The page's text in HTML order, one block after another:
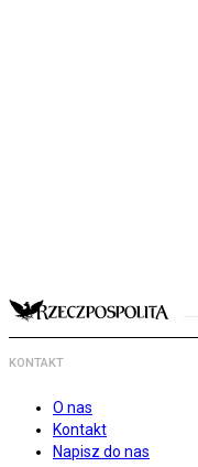
KONTAKT
O nas
Kontakt
Napisz do nas